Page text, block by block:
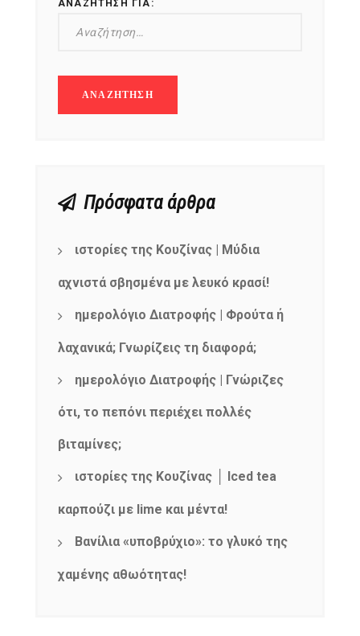
ΑΝΑΖΉΤΗΣΗ ΓΙΑ:
Πρόσφατα άρθρα
ιστορίες της Κουζίνας | Μύδια
αχνιστά σβησμένα με λευκό κρασί!
ημερολόγιο Διατροφής | Φρούτα ή
λαχανικά; Γνωρίζεις τη διαφορά;
ημερολόγιο Διατροφής | Γνώριζες
ότι, το πεπόνι περιέχει πολλές
βιταμίνες;
ιστορίες της Κουζίνας │ Iced tea
καρπούζι με lime και μέντα!
Βανίλια «υποβρύχιο»: το γλυκό της
χαμένης αθωότητας!